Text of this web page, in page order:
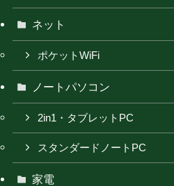
ネット
ポケットWiFi
ノートパソコン
2in1・タブレットPC
スタンダードノートPC
家電